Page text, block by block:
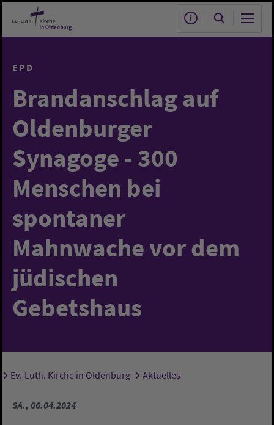
Zum Hauptinhalt springen
EPD
Brandanschlag auf
Oldenburger
Synagoge - 300
Menschen bei
spontaner
Mahnwache vor dem
jüdischen
Gebetshaus
Sie sind hier:
Ev.-Luth. Kirche in Oldenburg Aktuelles
SA., 06.04.2024